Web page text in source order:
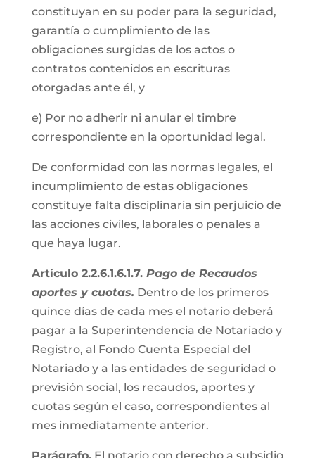
constituyan en su poder para la seguridad,
garantía o cumplimiento de las
obligaciones surgidas de los actos o
contratos contenidos en escrituras
otorgadas ante él, y
e) Por no adherir ni anular el timbre
correspondiente en la oportunidad legal.
De conformidad con las normas legales, el
incumplimiento de estas obligaciones
constituye falta disciplinaria sin perjuicio de
las acciones civiles, laborales o penales a
que haya lugar.
Artículo 2.2.6.1.6.1.7. Pago de Recaudos
aportes y cuotas. Dentro de los primeros
quince días de cada mes el notario deberá
pagar a la Superintendencia de Notariado y
Registro, al Fondo Cuenta Especial del
Notariado y a las entidades de seguridad o
previsión social, los recaudos, aportes y
cuotas según el caso, correspondientes al
mes inmediatamente anterior.